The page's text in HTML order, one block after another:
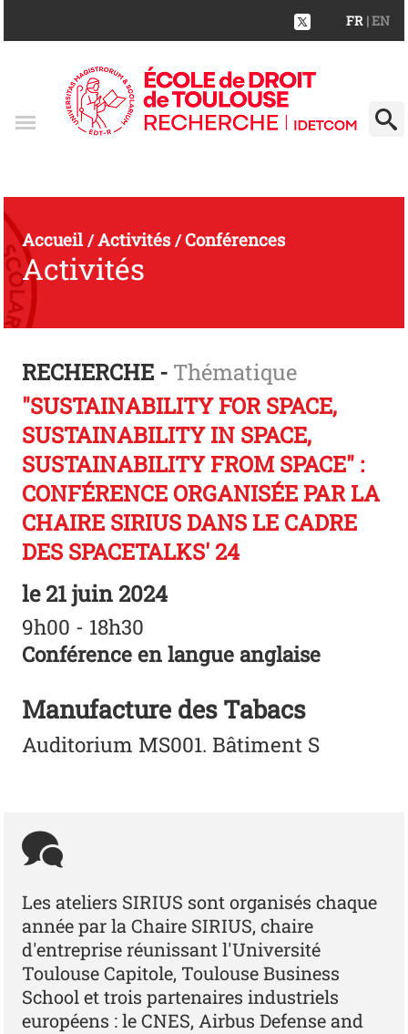
FR | EN
Accueil/Activités/Conférences
Activités
RECHERCHE - Thématique
"SUSTAINABILITY FOR SPACE,
SUSTAINABILITY IN SPACE,
SUSTAINABILITY FROM SPACE" :
CONFÉRENCE ORGANISÉE PAR LA
CHAIRE SIRIUS DANS LE CADRE
DES SPACETALKS' 24
le21 juin 2024
9h00 - 18h30
Conférence en langue anglaise
Manufacture des Tabacs
Auditorium MS001. Bâtiment S
Les ateliers SIRIUS sont organisés chaque
année par la Chaire SIRIUS, chaire
d'entreprise réunissant l'Université
Toulouse Capitole, Toulouse Business
School et trois partenaires industriels
européens : le CNES, Airbus Defense and